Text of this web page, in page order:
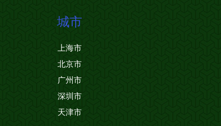
城市
上海市
北京市
广州市
深圳市
天津市